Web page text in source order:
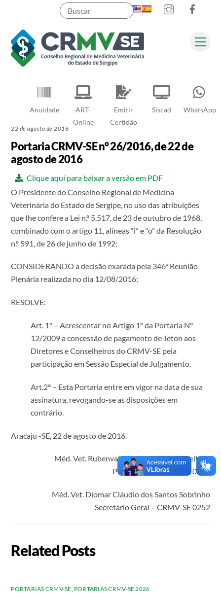
content
Instagram
Anuidade
ART-
Online
Emitir
Certidão
Siscad WhatsApp
22 de agosto de 2016
Portaria CRMV-SE n° 26/2016, de 22 de
agosto de 2016
Clique aqui para baixar a versão em PDF
O Presidente do Conselho Regional de Medicina
Veterinária do Estado de Sergipe, no uso das atribuições
que Ihe confere a Lei n.º 5.517, de 23 de outubro de 1968,
combinado com o artigo 11, alíneas “i” e “o” da Resolução
n.º 591, de 26 de junho de 1992;
CONSIDERANDO a decisão exarada pela 346ª Reunião
Plenária realizada no dia 12/08/2016;
RESOLVE:
Art. 1° – Acrescentar no Artigo 1° da Portaria N°
12/2009 a concessão de pagamento de Jeton aos
Diretores e Conselheiros do CRMV-SE pela
participação em Sessão Especial de Julgamento.
Art.2° – Esta Portaria entre em vigor na data de sua
assinatura, revogando-se as disposições em
contrário.
Aracaju -SE, 22 de agosto de 2016.
Méd. Vet. Rubenval Francisco de Jesus Feitosa
Presidente – CRMV-SE 0070
Méd. Vet. Diomar Cláudio dos Santos Sobrinho
Secretário Geral – CRMV-SE 0252
Related Posts
PORTARIAS CRMV-SE PORTARIAS CRMV-SE 2026